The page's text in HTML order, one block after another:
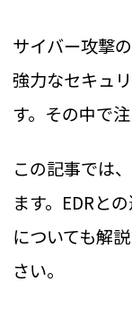
サイバー攻撃
強力なセキュ
す。その中で
この記事では
ます。EDRと
についても解
さい。